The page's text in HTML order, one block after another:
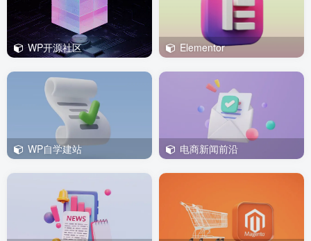
WP开源社区 Elementor
WP自学建站 电商新闻前沿